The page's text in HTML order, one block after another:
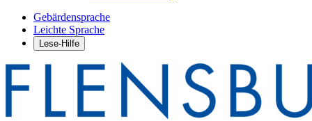
Gebärdensprache
Leichte Sprache
Lese-Hilfe